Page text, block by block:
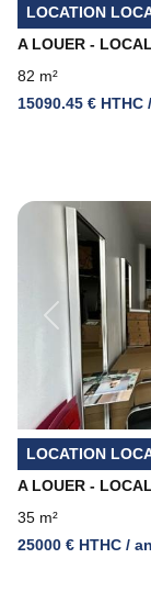
LOCATION
82 m²
15090.45 € HTHC
Previous
LOCATION
A LOUER -
35 m²
25000 € HTHC / an